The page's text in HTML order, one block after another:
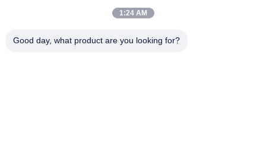
会社案内
1:24 AM
Good day, what product are you looking for?